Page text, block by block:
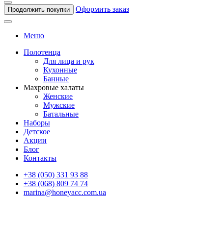
Продолжить покупки Оформить заказ
Меню
Полотенца
Для лица и рук
Кухонные
Банные
Махровые халаты
Женские
Мужские
Батальные
Наборы
Детское
Акции
Блог
Контакты
+38 (050) 331 93 88
+38 (068) 809 74 74
marina@honeyacc.com.ua